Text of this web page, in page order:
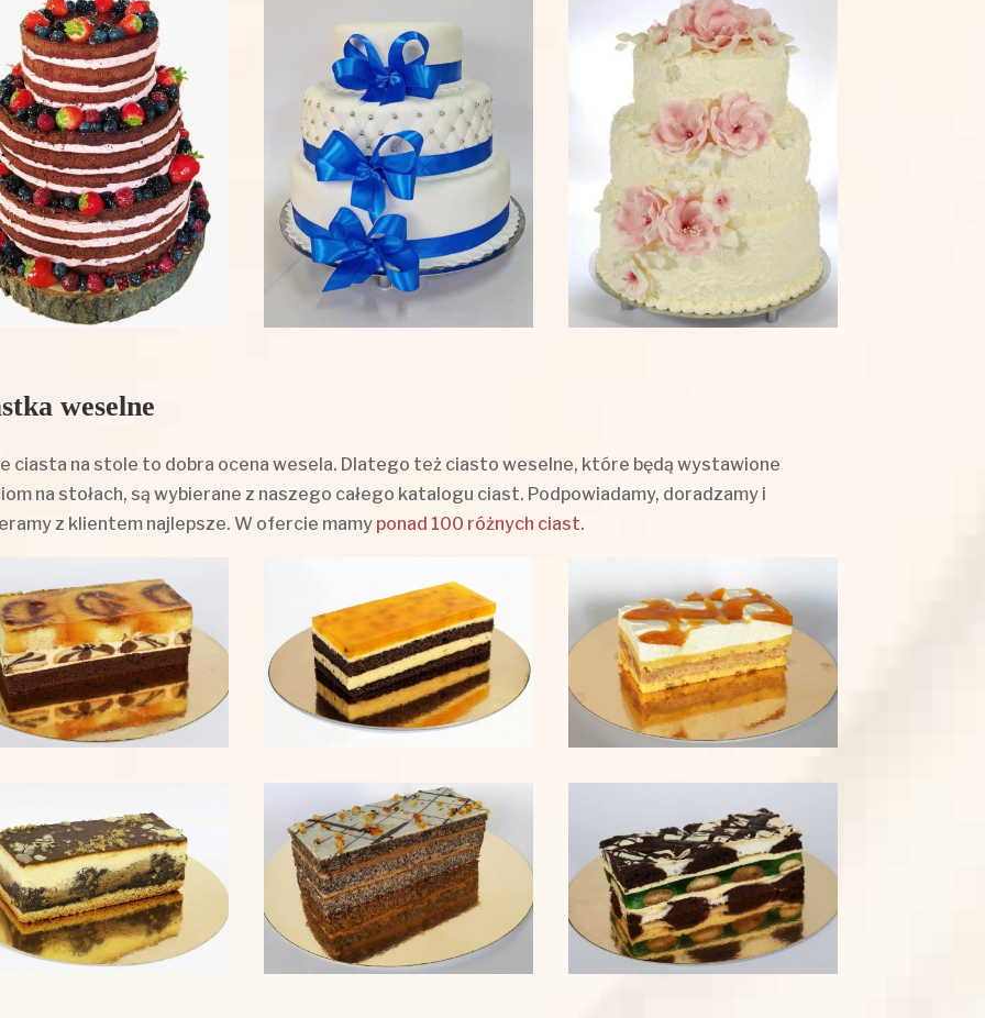
weselne
ciasta na stole to dobra ocena wesela. Dlatego też ciasto weselne, które będą wystawione
na stołach, są wybierane z naszego całego katalogu ciast. Podpowiadamy, doradzamy i
z klientem najlepsze. W ofercie mamy ponad 100 różnych ciast.